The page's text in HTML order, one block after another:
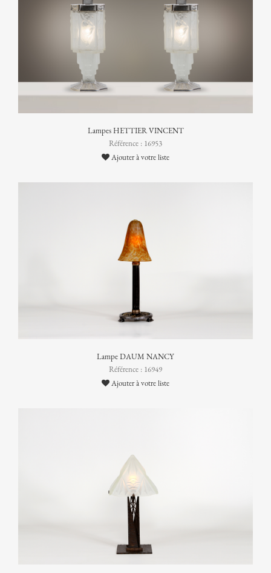
Lampes HETTIER VINCENT
Référence : 16953
Ajouter à votre liste
Lampe DAUM NANCY
Référence : 16949
Ajouter à votre liste